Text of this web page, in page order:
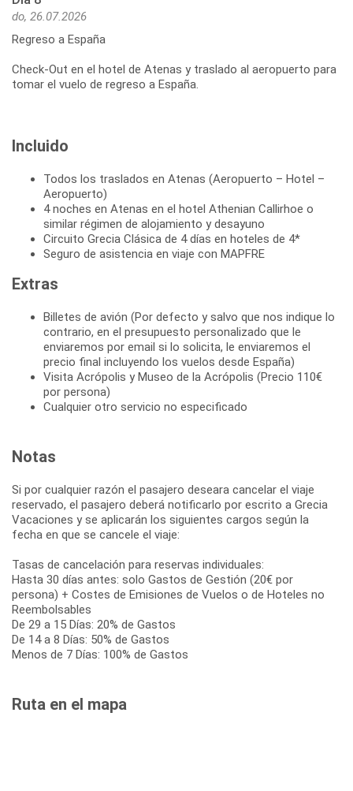
do, 26.07.2026
Regreso a España
Check-Out en el hotel de Atenas y traslado al aeropuerto para
Incluido
Todos los traslados en Atenas (Aeropuerto – Hotel –
Aeropuerto)
4 noches en Atenas en el hotel Athenian Callirhoe o
similar régimen de alojamiento y desayuno
Circuito Grecia Clásica de 4 días en hoteles de 4*
Seguro de asistencia en viaje con MAPFRE
Extras
Billetes de avión (Por defecto y salvo que nos indique lo
contrario, en el presupuesto personalizado que le
enviaremos por email si lo solicita, le enviaremos el
precio final incluyendo los vuelos desde España)
Visita Acrópolis y Museo de la Acrópolis (Precio 110€
por persona)
Cualquier otro servicio no especificado
Notas
Si por cualquier razón el pasajero deseara cancelar el viaje
reservado, el pasajero deberá notificarlo por escrito a Grecia
Vacaciones y se aplicarán los siguientes cargos según la
fecha en que se cancele el viaje:
Tasas de cancelación para reservas individuales:
Hasta 30 días antes: solo Gastos de Gestión (20€ por
persona) + Costes de Emisiones de Vuelos o de Hoteles no
Reembolsables
De 29 a 15 Días: 20% de Gastos
De 14 a 8 Días: 50% de Gastos
Menos de 7 Días: 100% de Gastos
Ruta en el mapa